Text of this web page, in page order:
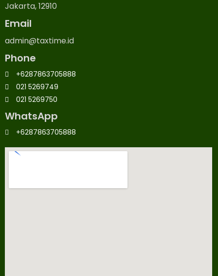
Jakarta, 12910
Email
admin@taxtime.id
Phone
+6287863705888
021 5269749
021 5269750
WhatsApp
+6287863705888